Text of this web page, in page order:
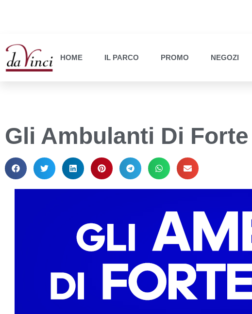
HOME IL PARCO PROMO NEGOZI
Gli Ambulanti Di